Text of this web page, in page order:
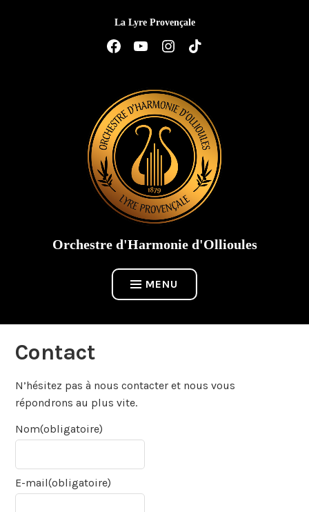
La Lyre Provençale
Élément
de
Élément
de
Élément
de
Élément
de
Orchestre d'Harmonie d'Ollioules
MENU
Contact
N’hésitez pas à nous contacter et nous vous
répondrons au plus vite.
Nom(obligatoire)
E-mail(obligatoire)